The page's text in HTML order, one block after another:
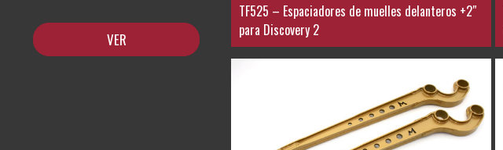
TF525 – Espaciadores de muelles delanteros +2″
para Discovery 2